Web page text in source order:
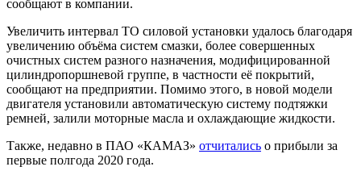
сообщают в компании.
Увеличить интервал ТО силовой установки удалось благодаря
увеличению объёма систем смазки, более совершенных
очистных систем разного назначения, модифицированной
цилиндропоршневой группе, в частности её покрытий,
сообщают на предприятии. Помимо этого, в новой модели
двигателя установили автоматическую систему подтяжки
ремней, залили моторные масла и охлаждающие жидкости.
Также, недавно в ПАО «КАМАЗ» отчитались о прибыли за
первые полгода 2020 года.